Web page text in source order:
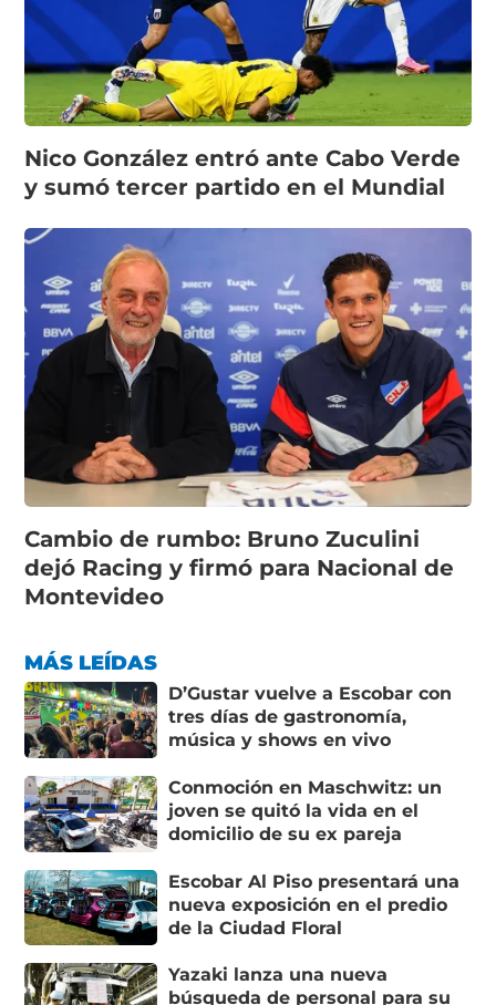
Nico González entró ante Cabo Verde
y sumó tercer partido en el Mundial
Cambio de rumbo: Bruno Zuculini
dejó Racing y firmó para Nacional de
Montevideo
MÁS LEÍDAS
D’Gustar vuelve a Escobar con
tres días de gastronomía,
música y shows en vivo
Conmoción en Maschwitz: un
joven se quitó la vida en el
domicilio de su ex pareja
Escobar Al Piso presentará una
nueva exposición en el predio
de la Ciudad Floral
Yazaki lanza una nueva
búsqueda de personal para su